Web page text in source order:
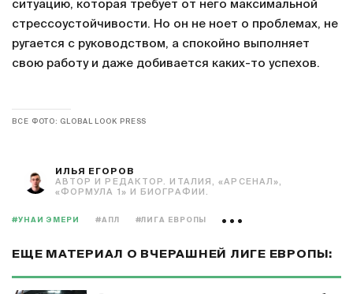
ситуацию, которая требует от него максимальной
стрессоустойчивости. Но он не ноет о проблемах, не
ругается с руководством, а спокойно выполняет
свою работу и даже добивается каких-то успехов.
ВСЕ ФОТО: GLOBAL LOOK PRESS
ИЛЬЯ ЕГОРОВ
АВТОР И РЕДАКТОР. ИТАЛИЯ, «АРСЕНАЛ»,
«ФОРМУЛА 1» И БИОГРАФИИ.
#УНАИ ЭМЕРИ #АПЛ #ЛИГА ЕВРОПЫ
ЕЩЕ МАТЕРИАЛ О ВЧЕРАШНЕЙ ЛИГЕ ЕВРОПЫ: